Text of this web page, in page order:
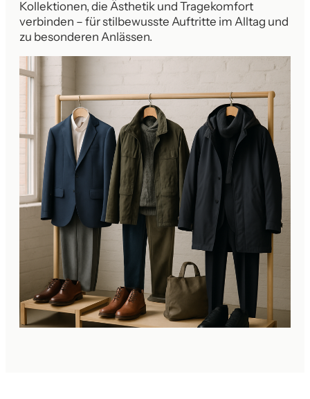
Kollektionen, die Ästhetik und Tragekomfort
verbinden – für stilbewusste Auftritte im Alltag und
zu besonderen Anlässen.